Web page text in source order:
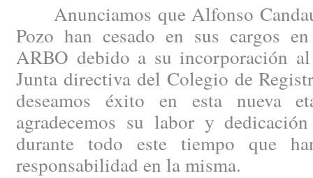
Anunciamos que Alfonso
Pozo han cesado en sus cargos
ARBO debido a su incorporación
Junta directiva del Colegio de
deseamos éxito en esta nueva
agradecemos su labor y
durante todo este tiempo que
responsabilidad en la misma.